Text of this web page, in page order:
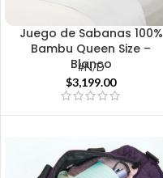
Juego de Sabanas 100%
Bambu Queen Size –
Blanco
#N/D
$3,199.00